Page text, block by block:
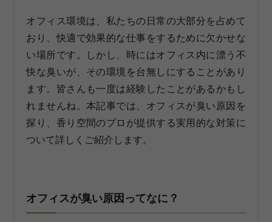
オフィス環境は、私たちの日常の大部分を占めて
おり、快適で効果的な仕事をするために欠かせな
い場所です。しかし、時にはオフィス内に漂う不
快な臭いが、その環境を台無しにすることがあり
ます。皆さんも一度は経験したことがあるかもし
れませんね。本記事では、オフィスが臭い原因を
探り、香り空間のプロが提供する実用的な対策に
ついて詳しくご紹介します。
オフィスが臭い原因ってなに？